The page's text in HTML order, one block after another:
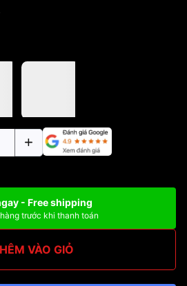
- Free shipping
trước khi thanh toán
VÀO GIỎ